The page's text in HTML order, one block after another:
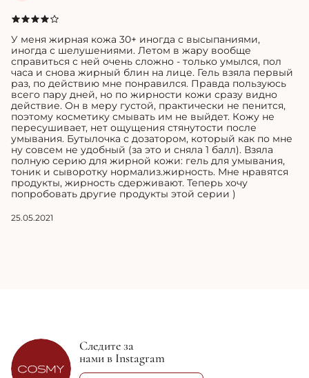
У меня жирная кожа 30+ иногда с высыпаниями,
иногда с шелушениями. Летом в жару вообще
справиться с ней очень сложно - только умылся, пол
часа и снова жирный блин на лице. Гель взяла первый
раз, по действию мне понравился. Правда пользуюсь
всего пару дней, но по жирности кожи сразу видно
действие. Он в меру густой, практически не пенится,
поэтому косметику смывать им не выйдет. Кожу не
пересушивает, нет ощущения стянутости после
умывания. Бутылочка с дозатором, который как по мне
ну совсем не удобный (за это и сняла 1 балл). Взяла
полную серию для жирной кожи: гель для умывания,
тоник и сыворотку нормализ.жирность. Мне нравятся
продукты, жирность сдерживают. Теперь хочу
попробовать другие продукты этой серии )
25.05.2021
Следите за
нами в Instagram